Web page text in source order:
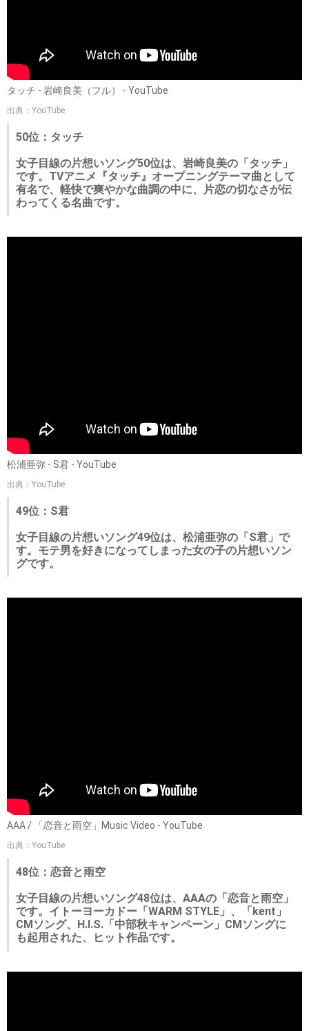
タッチ - 岩崎良美（フル） - YouTube
出典：YouTube
50位：タッチ
女子目線の片想いソング50位は、岩崎良美の「タッチ」
です。TVアニメ『タッチ』オープニングテーマ曲として
有名で、軽快で爽やかな曲調の中に、片恋の切なさが伝
わってくる名曲です。
松浦亜弥 - S君 - YouTube
出典：YouTube
49位：S君
女子目線の片想いソング49位は、松浦亜弥の「S君」で
す。モテ男を好きになってしまった女の子の片想いソン
グです。
AAA / 「恋音と雨空」Music Video - YouTube
出典：YouTube
48位：恋音と雨空
女子目線の片想いソング48位は、AAAの「恋音と雨空」
です。イトーヨーカドー「WARM STYLE」、「kent」
CMソング、H.I.S.「中部秋キャンペーン」CMソングに
も起用された、ヒット作品です。